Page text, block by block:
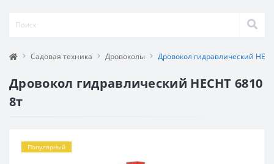
Садовая техника Дровоколы Дровокол гидравлический
Дровокол гидравлический HECHT 6810
8т
Популярный